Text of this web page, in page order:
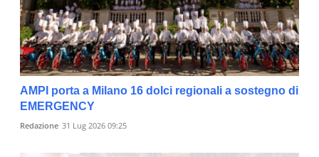
AMPI porta a Milano 16 dolci regionali a sostegno di
EMERGENCY
Redazione 31 Lug 2026 09:25